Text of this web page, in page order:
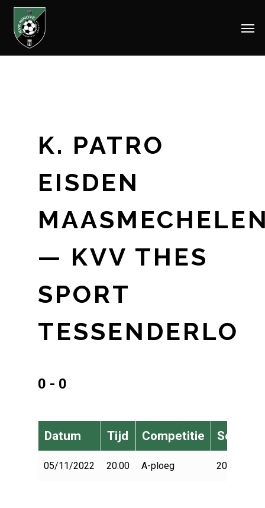
Skip
K. PATRO
EISDEN
— KVV THES
SPORT
TESSENDERLO
0 - 0
Datum Tijd Competitie Seizoen
05/11/2022 20:00 A-ploeg 2022-2023